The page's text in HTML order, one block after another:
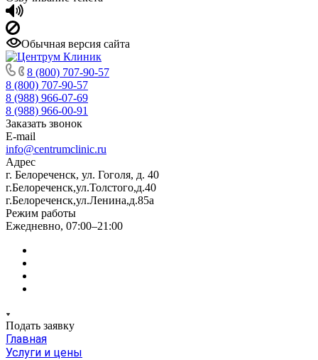
Обычная версия сайта
8 (800) 707-90-57
8 (800) 707-90-57
8 (988) 966-07-69
8 (988) 966-00-91
Заказать звонок
E-mail
info@centrumclinic.ru
Адрес
г. Белореченск, ул. Гоголя, д. 40
г.Белореченск,ул.Толстого,д.40
г.Белореченск,ул.Ленина,д.85а
Режим работы
Ежедневно, 07:00–21:00
Подать заявку
Главная
Услуги и цены